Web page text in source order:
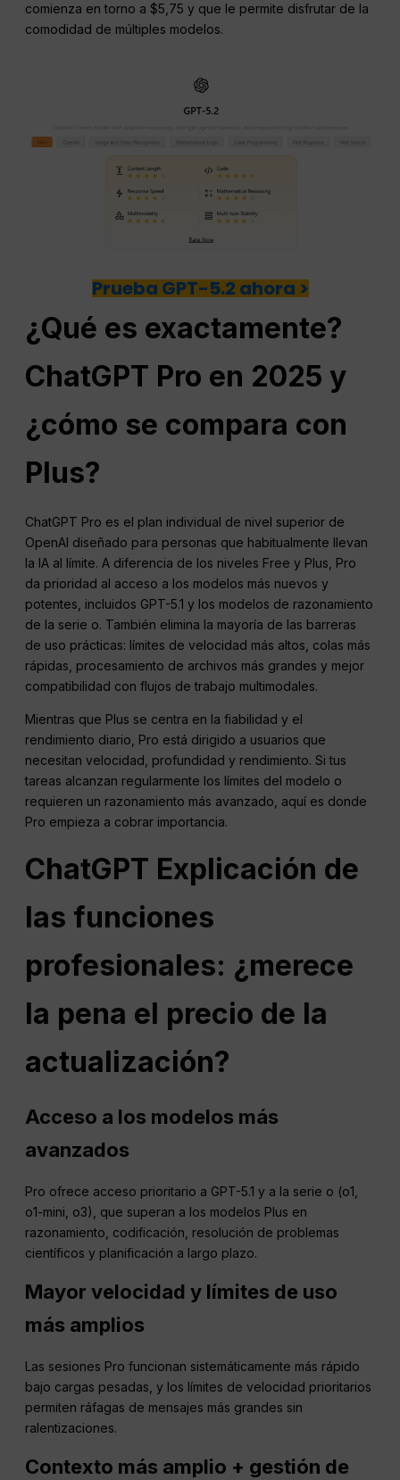
comienza en torno a $5,75 y que le permite disfrutar de la
comodidad de múltiples modelos.
Prueba GPT-5.2 ahora >
¿Qué es exactamente?
ChatGPT Pro en 2025 y
¿cómo se compara con
Plus?
ChatGPT Pro es el plan individual de nivel superior de
OpenAI diseñado para personas que habitualmente llevan
la IA al límite. A diferencia de los niveles Free y Plus, Pro
da prioridad al acceso a los modelos más nuevos y
potentes, incluidos GPT-5.1 y los modelos de razonamiento
de la serie o. También elimina la mayoría de las barreras
de uso prácticas: límites de velocidad más altos, colas más
rápidas, procesamiento de archivos más grandes y mejor
compatibilidad con flujos de trabajo multimodales.
Mientras que Plus se centra en la fiabilidad y el
rendimiento diario, Pro está dirigido a usuarios que
necesitan velocidad, profundidad y rendimiento. Si tus
tareas alcanzan regularmente los límites del modelo o
requieren un razonamiento más avanzado, aquí es donde
Pro empieza a cobrar importancia.
ChatGPT Explicación de
las funciones
profesionales: ¿merece
la pena el precio de la
actualización?
Acceso a los modelos más
avanzados
Pro ofrece acceso prioritario a GPT-5.1 y a la serie o (o1,
o1-mini, o3), que superan a los modelos Plus en
razonamiento, codificación, resolución de problemas
científicos y planificación a largo plazo.
Mayor velocidad y límites de uso
más amplios
Las sesiones Pro funcionan sistemáticamente más rápido
bajo cargas pesadas, y los límites de velocidad prioritarios
permiten ráfagas de mensajes más grandes sin
ralentizaciones.
Contexto más amplio + gestión de